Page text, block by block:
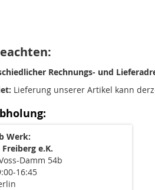
Rechnungs- und
Lieferung unserer Artikel kann
Werk:
e.K.
Damm 54b
16:45